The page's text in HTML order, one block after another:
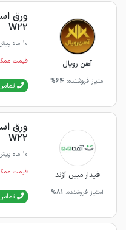
آهن رویال
امتیاز فروشنده:64%
W22
10 ماه پیش
قیمت
فیدار مبین آژند
امتیاز فروشنده: 81%
W22
10 ماه پیش
قیمت